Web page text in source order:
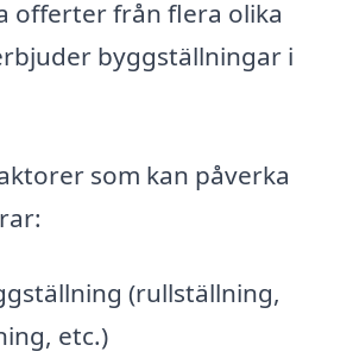
offerter från flera olika
byggställningar i
som kan påverka
(rullställning,
etc.)